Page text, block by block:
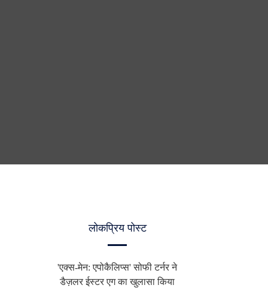
लोकप्रिय पोस्ट
'एक्स-मेन: एपोकैलिप्स' सोफी टर्नर ने
डैज़लर ईस्टर एग का खुलासा किया